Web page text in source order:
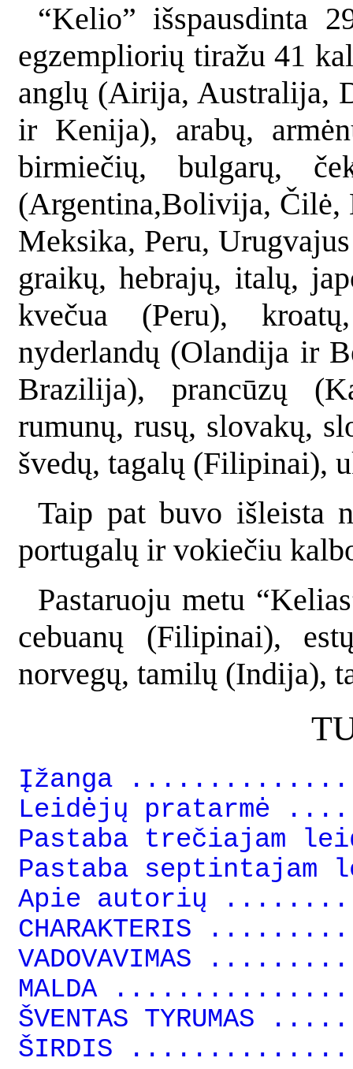
“Kelio” išspausdinta
egzempliorių tiražu 41
anglų (Airija, Australija,
ir Kenija), arabų,
birmiečių, bulgarų,
(Argentina,Bolivija, Čilė,
Meksika, Peru,
graikų, hebrajų, italų,
kvečua (Peru),
nyderlandų (Olandija ir
Brazilija), prancūzų
rumunų, rusų, slovakų,
švedų, tagalų (Filipinai),
Taip pat buvo išleista
portugalų ir vokiečiu
Pastaruoju metu
cebuanų (Filipinai),
norvegų, tamilų (Indija),
Įžanga
Leidėjų
Pastaba trečiajam
Pastaba
Apie autorių
CHARAKTERIS
VADOVAVIMAS
MALDA
ŠVENTAS
ŠIRDIS